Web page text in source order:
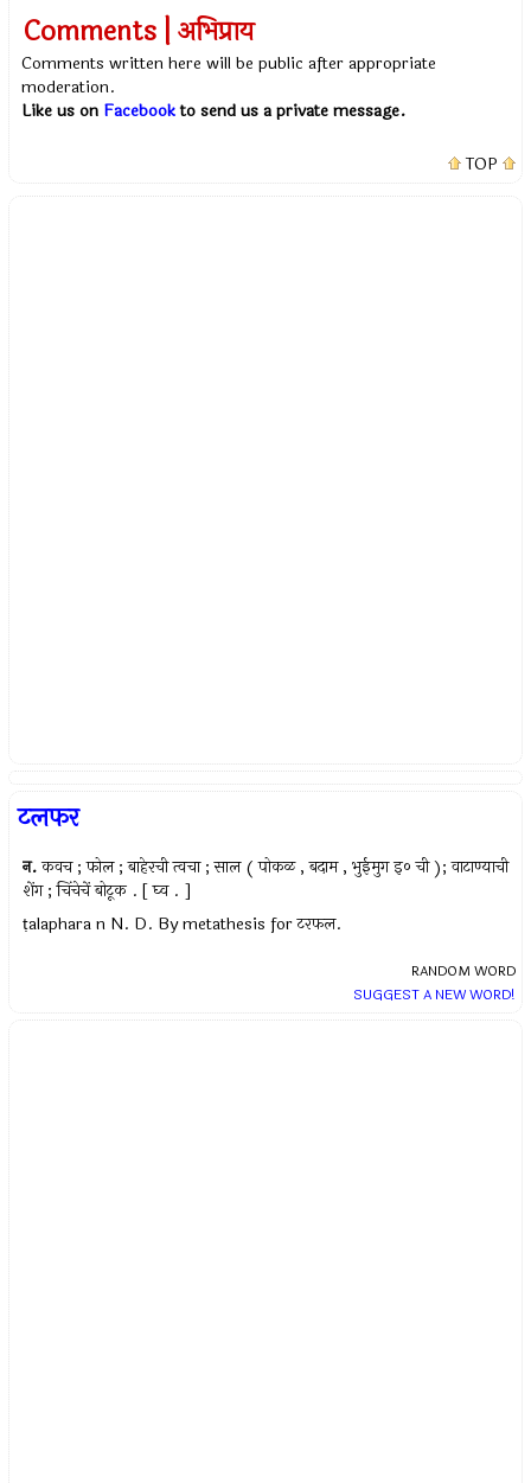
Comments | अभिप्राय
Comments written here will be public after appropriate
moderation.
Like us on Facebookto send us a private message.
TOP
टलफर
न. कवच ; फोल ; बाहेरची त्वचा ; साल ( पोकळ , बदाम , भुईमुग इ० ची ); वाटाण्याची
शेंग ; चिंचेचें बोटूक . [ घ्व . ]
ṭalaphara n N. D. By metathesis for टरफल.
RANDOM WORD
SUGGEST A NEW WORD!